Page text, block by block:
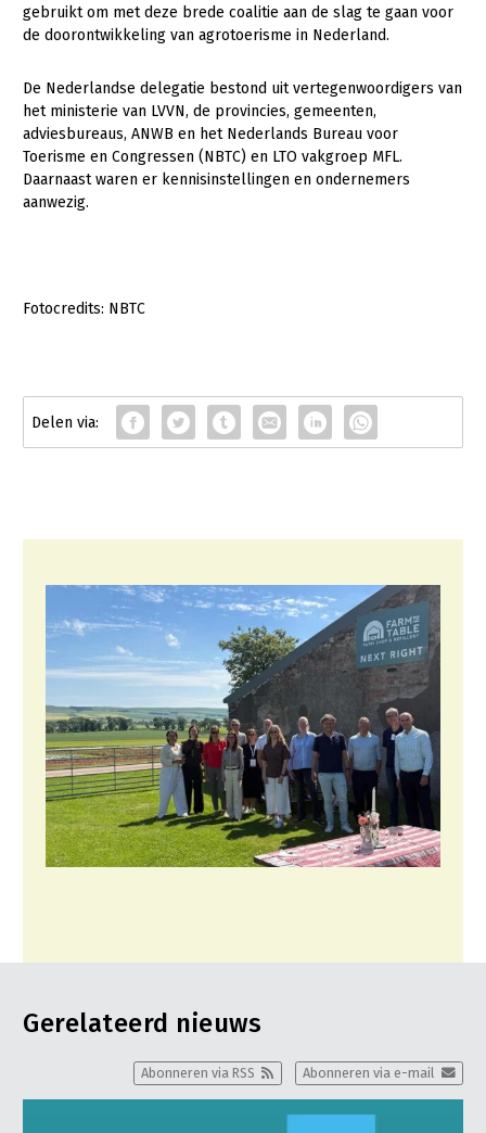
Dier
Geitenhouderij
Kalverhouderij
Konijnenhouderij
Melkveehouderij
Vleesveehouderij
Akkerbouw
Biologische Landbouw
Bollenteelt
Bomen, vaste planten en zomerbloemen
Multifunctionele landbouw
Multifunctioneel
Vrouw en Bedrijf
Nieuwsabonnement
Over LTO
LTO Nederland
Vakgroepbestuurders
Contact
gebruikt om met deze brede coalitie aan de slag te gaan voor
de doorontwikkeling van agrotoerisme in Nederland.
De Nederlandse delegatie bestond uit vertegenwoordigers van
het ministerie van LVVN, de provincies, gemeenten,
adviesbureaus, ANWB en het Nederlands Bureau voor
Toerisme en Congressen (NBTC) en LTO vakgroep MFL.
Daarnaast waren er kennisinstellingen en ondernemers
aanwezig.
Fotocredits: NBTC
Gerelateerd nieuws
Abonneren via e-mail
Abonneren via RSS